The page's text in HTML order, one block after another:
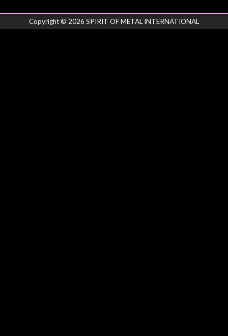
Copyright © 2026 SPIRIT OF METAL INTERNATIONAL